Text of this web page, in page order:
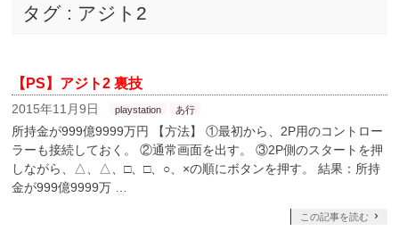
タグ : アジト2
【PS】アジト2 裏技
2015年11月9日 playstation あ行
所持金が999億9999万円 【方法】 ①最初から、2P用のコントロー
ラーも接続しておく。 ②通常画面を出す。 ③2P側のスタートを押
しながら、△、△、□、□、○、×の順にボタンを押す。 結果：所持
金が999億9999万 …
この記事を読む